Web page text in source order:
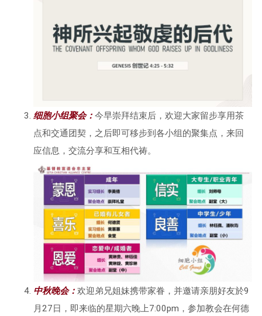
细胞小组聚会： 今早崇拜结束后，欢迎大家留步享用茶
点和交通团契，之后即可移步到各小组的聚集点，来回
应信息，交流分享和互相代祷。
中秋晚会： 欢迎弟兄姐妹携带家眷，并邀请亲朋好友於9
月27日，即来临的星期六晚上7:00pm，参加教会在何德